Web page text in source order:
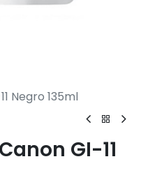
Negro 135ml
GI-11